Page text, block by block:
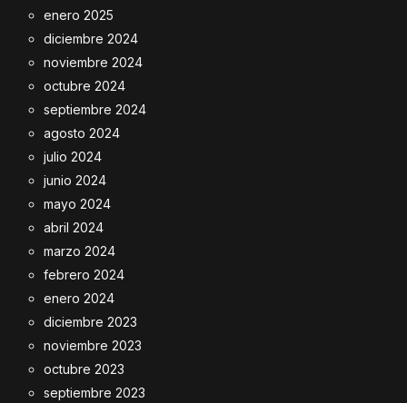
enero 2025
diciembre 2024
noviembre 2024
octubre 2024
septiembre 2024
agosto 2024
julio 2024
junio 2024
mayo 2024
abril 2024
marzo 2024
febrero 2024
enero 2024
diciembre 2023
noviembre 2023
octubre 2023
septiembre 2023